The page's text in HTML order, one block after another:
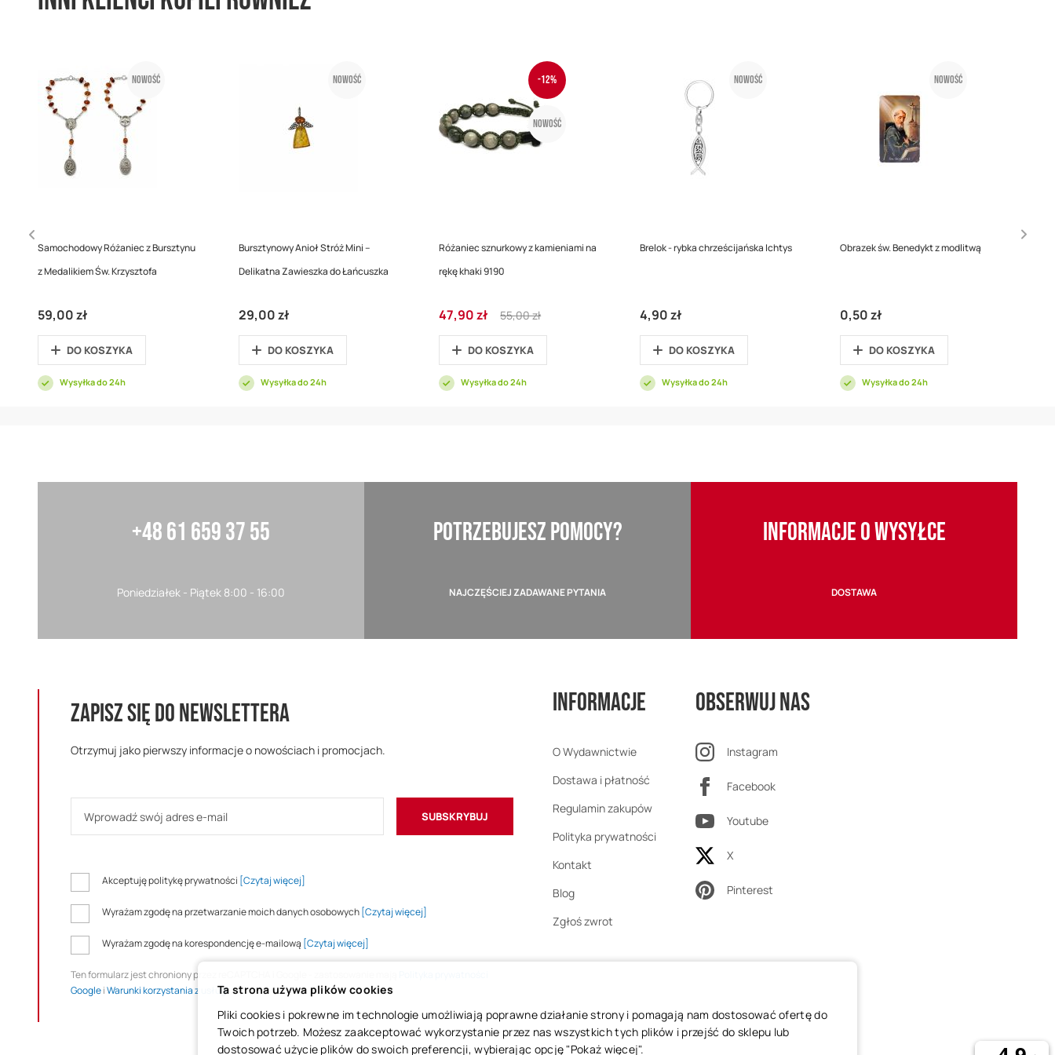
Nowość
Samochodowy Różaniec z Bursztynu
z Medalikiem Św. Krzysztofa
59,00 zł
DO KOSZYKA
Wysyłka do 24h
Nowość
Bursztynowy Anioł Stróż Mini –
Delikatna Zawieszka do Łańcuszka
29,00 zł
DO KOSZYKA
Wysyłka do 24h
-12%
Nowość
Różaniec sznurkowy z kamieniami na
rękę khaki 9190
Cena
promocyjna
47,90 zł
Regular
Price
55,00 zł
DO KOSZYKA
Wysyłka do 24h
Nowość
Brelok - rybka chrześcijańska Ichtys
4,90 zł
DO KOSZYKA
Wysyłka do 24h
Nowość
Obrazek św. Benedykt z modlitwą
0,50 zł
DO KOSZYKA
Wysyłka do 24h
+48 61 659 37 55
Poniedziałek - Piątek 8:00 - 16:00
POTRZEBUJESZ POMOCY?
NAJCZĘŚCIEJ ZADAWANE PYTANIA
INFORMACJE O WYSYŁCE
DOSTAWA
ZAPISZ SIĘ DO NEWSLETTERA
Otrzymuj jako pierwszy informacje o nowościach i promocjach.
SUBSKRYBUJ
Akceptuję politykę prywatności [Czytaj więcej]
Wyrażam zgodę na przetwarzanie moich danych osobowych[Czytaj więcej]
Wyrażam zgodę na korespondencję e-mailową [Czytaj więcej]
Ten formularz jest chroniony przez reCAPTCHA i Google - zastosowanie mają
GoogleiWarunki korzystania z usługi
Informacje
O Wydawnictwie
Dostawa i płatność
Regulamin zakupów
Polityka prywatności
Kontakt
Blog
Zgłoś zwrot
Obserwuj nas
Instagram
Facebook
Youtube
X
Pinterest
Ta strona używa plików cookies
Pliki cookies i pokrewne im technologie umożliwiają poprawne działanie strony i pomagają nam dostosować ofertę do
Twoich potrzeb. Możesz zaakceptować wykorzystanie przez nas wszystkich tych plików i przejść do sklepu lub
dostosować użycie plików do swoich preferencji, wybierając opcję "Pokaż więcej".